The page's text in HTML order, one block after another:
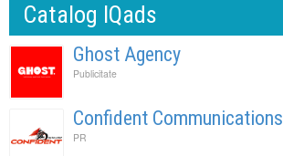
Catalog IQads
Ghost Agency
Publicitate
Confident Communications
PR